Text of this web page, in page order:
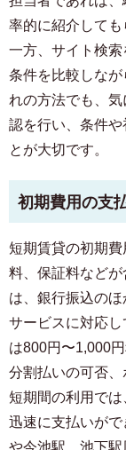
率的に紹介しても
一方、サイト検
条件を比較しな
れの方法でも、
認を行い、条件
とが大切です。
初期費用の支
短期賃貸の初期
料、保証料など
は、銀行振込の
サービスに対応
は800円〜1,000
分割払いの可否
短期間の利用では
迅速に支払いが
や今池駅、池下